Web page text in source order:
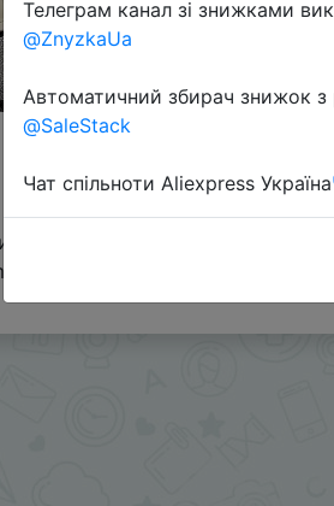
- @Skidkovozik
Телеграм канал зі знижками
@ZnyzkaUa
Автоматичний збирач знижок з
@SaleStack
Чат спільноти Aliexpress Україна